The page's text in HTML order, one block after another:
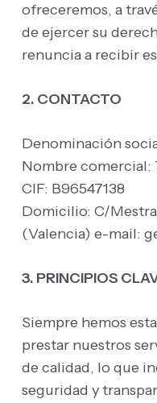
ofreceremos, a
de ejercer su
renuncia a recibir
2. CONTACTO
Denominación
Nombre comercial:
CIF: B96547138
Domicilio: C/
(Valencia) e-mail:
3. PRINCIPIOS
Siempre hemos
prestar nuestros
de calidad, lo que
seguridad y